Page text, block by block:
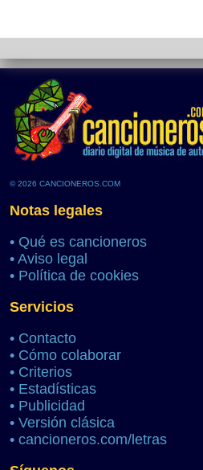
© 2026 CANCIONEROS.COM
Notas legales
• Qué es cancioneros
• Aviso legal
• Política de cookies
Servicios
• Contacto
• Cómo colaborar
• Criterios
• Estadísticas
• Publicidad
• Versión clásica
• cancioneros.com/letras